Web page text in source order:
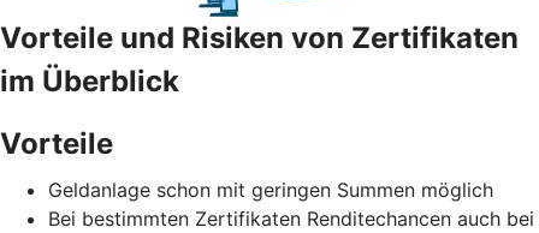
Vorteile und Risiken von Zertifikaten
im Überblick
Vorteile
Geldanlage schon mit geringen Summen möglich
Bei bestimmten Zertifikaten Renditechancen auch bei